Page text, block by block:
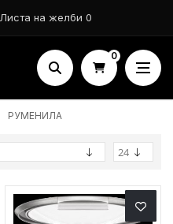
Листа на желби 0
0
РУМЕНИЛА